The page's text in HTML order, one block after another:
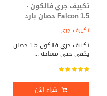
تكييف جري فالكون -
Falcon 1.5 حصان بارد
فقط
تكييف جري
تكييف جري فالكون 1.5 حصان
يكفي حتي مساحه ...
شراء الآن